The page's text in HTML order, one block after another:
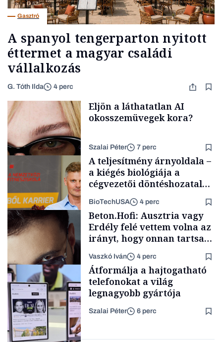
Gasztró
A spanyol tengerparton nyitott
éttermet a magyar családi
vállalkozás
G. Tóth Ilda 4 perc
AI
Eljön a láthatatlan AI
okosszemüvegek kora?
Szalai Péter 7 perc
Content Lab HUB
A teljesítmény árnyoldala –
a kiégés biológiája a
cégvezetői döntéshozatal
BioTechUSA 4 perc
Forbes-sztori
Beton.Hofi: Ausztria vagy
Erdély felé vettem volna az
irányt, hogy onnan tartsam
zenét
Vaszkó Iván 4 perc
Átformálja a hajtogatható
telefonokat a világ
legnagyobb gyártója
Szalai Péter 6 perc